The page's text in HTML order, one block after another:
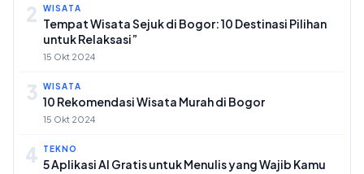
2 WISATA
Tempat Wisata Sejuk di Bogor: 10 Destinasi Pilihan
untuk Relaksasi”
15 Okt 2024
3 WISATA
10 Rekomendasi Wisata Murah di Bogor
15 Okt 2024
4 TEKNO
5 Aplikasi AI Gratis untuk Menulis yang Wajib Kamu